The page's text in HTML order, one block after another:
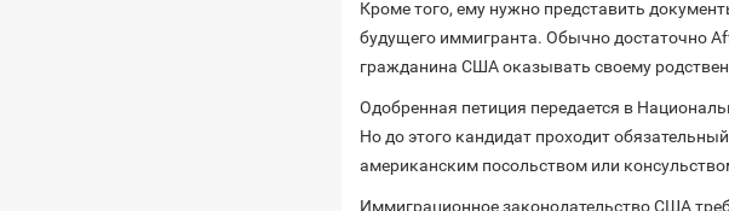
Кроме того, ему нужно представить
будущего иммигранта. Обычно достаточно
гражданина США оказывать своему
Одобренная петиция передается в
Но до этого кандидат проходит
американским посольством или
Иммиграционное законодательство США